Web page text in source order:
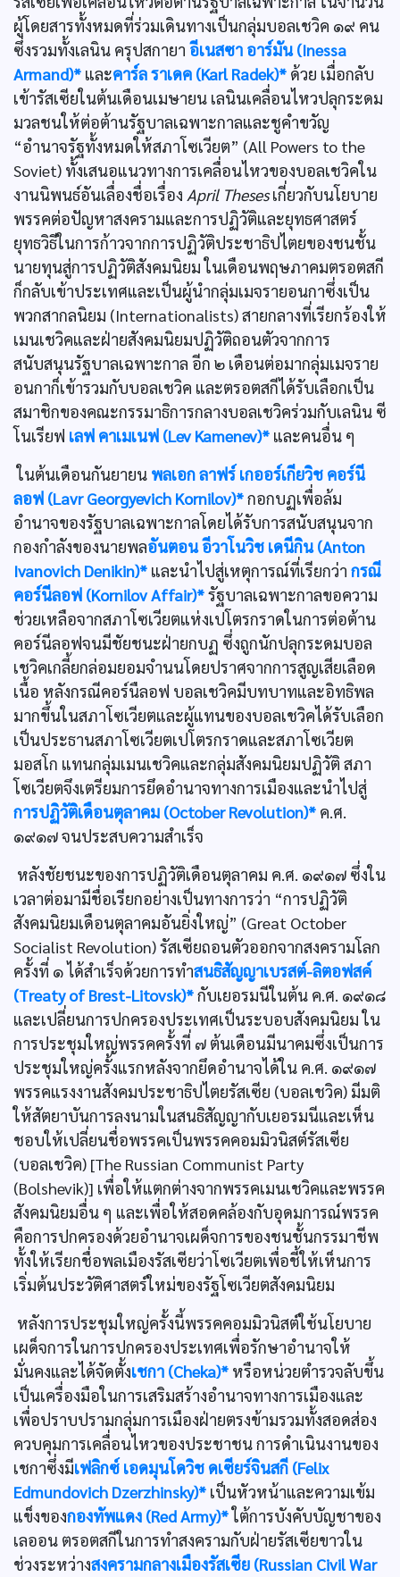
ผู้โดยสารทั้งหมดที่ร่วมเดินทางเป็นกลุ่มบอลเชวิค ๑๙ คน
ซึ่งรวมทั้งเลนิน ครุปสกายา อีเนสซา อาร์มัน (Inessa
Armand)* และคาร์ล ราเดค (Karl Radek)* ด้วย เมื่อกลับ
เข้ารัสเซียในต้นเดือนเมษายน เลนินเคลื่อนไหวปลุกระดม
มวลชนให้ต่อต้านรัฐบาลเฉพาะกาลและชูคำขวัญ
“อำนาจรัฐทั้งหมดให้สภาโซเวียต” (All Powers to the
Soviet) ทั้งเสนอแนวทางการเคลื่อนไหวของบอลเชวิคใน
งานนิพนธ์อันเลื่องชื่อเรื่อง April Thesesเกี่ยวกับนโยบาย
พรรคต่อปัญหาสงครามและการปฏิวัติและยุทธศาสตร์
ยุทธวิธีในการก้าวจากการปฏิวัติประชาธิปไตยของชนชั้น
นายทุนสู่การปฏิวัติสังคมนิยม ในเดือนพฤษภาคมตรอตสกี
ก็กลับเข้าประเทศและเป็นผู้นำกลุ่มเมจรายอนกาซึ่งเป็น
พวกสากลนิยม (Internationalists) สายกลางที่เรียกร้องให้
เมนเชวิคและฝ่ายสังคมนิยมปฏิวัติถอนตัวจากการ
สนับสนุนรัฐบาลเฉพาะกาล อีก ๒ เดือนต่อมากลุ่มเมจราย
อนกาก็เข้ารวมกับบอลเชวิค และตรอตสกีได้รับเลือกเป็น
สมาชิกของคณะกรรมาธิการกลางบอลเชวิคร่วมกับเลนิน ซี
โนเรียฟ เลฟ คาเมเนฟ (Lev Kamenev)* และคนอื่น ๆ
ในต้นเดือนกันยายน พลเอก ลาฟร์ เกออร์เกียวิช คอร์นี
ลอฟ (Lavr Georgyevich Kornilov)*กอกบฏเพื่อล้ม
อำนาจของรัฐบาลเฉพาะกาลโดยได้รับการสนับสนุนจาก
กองกำลังของนายพลอันตอน อีวาโนวิช เดนีกิน (Anton
Ivanovich Denikin)* และนำไปสู่เหตุการณ์ที่เรียกว่า กรณี
คอร์นีลอฟ (Kornilov Affair)*รัฐบาลเฉพาะกาลขอความ
ช่วยเหลือจากสภาโซเวียตแห่งเปโตรกราดในการต่อต้าน
คอร์นีลอฟจนมีชัยชนะฝ่ายกบฏ ซึ่งถูกนักปลุกระดมบอล
เชวิคเกลี้ยกล่อมยอมจำนนโดยปราศจากการสูญเสียเลือด
เนื้อ หลังกรณีคอร์นืลอฟ บอลเชวิคมีบทบาทและอิทธิพล
มากขึ้นในสภาโซเวียตและผู้แทนของบอลเชวิคได้รับเลือก
เป็นประธานสภาโซเวียตเปโตรกราดและสภาโซเวียต
มอสโก แทนกลุ่มเมนเชวิคและกลุ่มสังคมนิยมปฏิวัติ สภา
โซเวียตจึงเตรียมการยึดอำนาจทางการเมืองและนำไปสู่
การปฏิวัติเดือนตุลาคม (October Revolution)* ค.ศ.
๑๙๑๗ จนประสบความสำเร็จ
หลังชัยชนะของการปฏิวัติเดือนตุลาคม ค.ศ. ๑๙๑๗ ซึ่งใน
เวลาต่อมามีชื่อเรียกอย่างเป็นทางการว่า “การปฏิวัติ
สังคมนิยมเดือนตุลาคมอันยิ่งใหญ่” (Great October
Socialist Revolution) รัสเซียถอนตัวออกจากสงครามโลก
ครั้งที่ ๑ ได้สำเร็จด้วยการทำสนธิสัญญาเบรสต์-ลิตอฟสค์
(Treaty of Brest-Litovsk)*กับเยอรมนีในต้น ค.ศ. ๑๙๑๘
และเปลี่ยนการปกครองประเทศเป็นระบอบสังคมนิยม ใน
การประชุมใหญ่พรรคครั้งที่ ๗ ต้นเดือนมีนาคมซึ่งเป็นการ
ประชุมใหญ่ครั้งแรกหลังจากยึดอำนาจได้ใน ค.ศ. ๑๙๑๗
พรรคแรงงานสังคมประชาธิปไตยรัสเซีย (บอลเชวิค) มีมติ
ให้สัตยาบันการลงนามในสนธิสัญญากับเยอรมนีและเห็น
ชอบให้เปลี่ยนชื่อพรรคเป็นพรรคคอมมิวนิสต์รัสเซีย
(บอลเชวิค) [The Russian Communist Party
(Bolshevik)] เพื่อให้แตกต่างจากพรรคเมนเชวิคและพรรค
สังคมนิยมอื่น ๆ และเพื่อให้สอดคล้องกับอุดมการณ์พรรค
คือการปกครองด้วยอำนาจเผด็จการของชนชั้นกรรมาชีพ
ทั้งให้เรียกชื่อพลเมืองรัสเซียว่าโซเวียตเพื่อชี้ให้เห็นการ
เริ่มต้นประวัติศาสตร์ใหม่ของรัฐโซเวียตสังคมนิยม
หลังการประชุมใหญ่ครั้งนี้พรรคคอมมิวนิสต์ใช้นโยบาย
เผด็จการในการปกครองประเทศเพื่อรักษาอำนาจให้
มั่นคงและได้จัดตั้งเชกา (Cheka)* หรือหน่วยตำรวจลับขึ้น
เป็นเครื่องมือในการเสริมสร้างอำนาจทางการเมืองและ
เพื่อปราบปรามกลุ่มการเมืองฝ่ายตรงข้ามรวมทั้งสอดส่อง
ควบคุมการเคลื่อนไหวของประชาชน การดำเนินงานของ
เชกาซึ่งมีเฟลิกซ์ เอดมุนโดวิช ดเซียร์จินสกี (Felix
Edmundovich Dzerzhinsky)* เป็นหัวหน้าและความเข้ม
แข็งของกองทัพแดง (Red Army)*ใต้การบังคับบัญชาของ
เลออน ตรอตสกีในการทำสงครามกับฝ่ายรัสเซียขาวใน
ช่วงระหว่างสงครามกลางเมืองรัสเซีย (Russian Civil War